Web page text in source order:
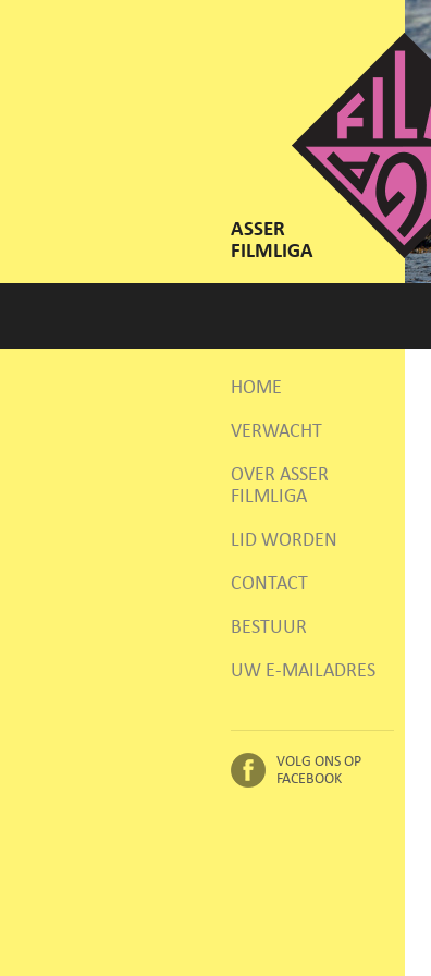
ASSER
FILMLIGA
HOME
VERWACHT
OVER ASSER
FILMLIGA
LID WORDEN
CONTACT
BESTUUR
UW E-MAILADRES
VOLG ONS OP
FACEBOOK